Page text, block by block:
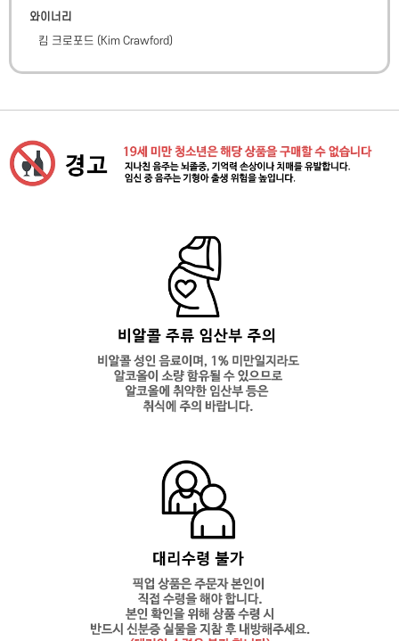
와이너리
킴 크로포드 ( Kim Crawford)